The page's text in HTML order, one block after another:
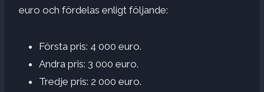
euro och fördelas enligt följande:
Första pris: 4 000 euro.
Andra pris: 3 000 euro.
Tredje pris: 2 000 euro.